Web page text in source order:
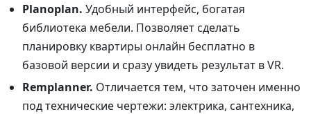
Planoplan. Удобный интерфейс, богатая
библиотека мебели. Позволяет сделать
планировку квартиры онлайн бесплатно в
базовой версии и сразу увидеть результат в VR.
Remplanner. Отличается тем, что заточен именно
под технические чертежи: электрика, сантехника,